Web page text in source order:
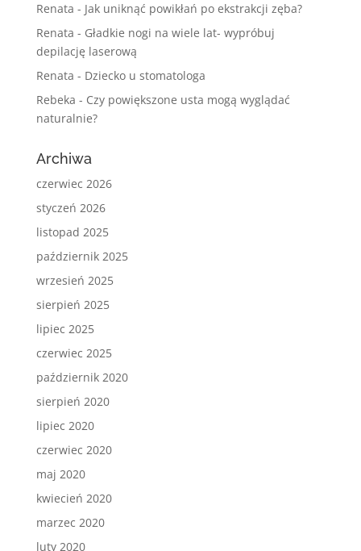
Renata - Jak uniknąć powikłań po ekstrakcji zęba?
Renata - Gładkie nogi na wiele lat- wypróbuj
depilację laserową
Renata - Dziecko u stomatologa
Rebeka - Czy powiększone usta mogą wyglądać
naturalnie?
Archiwa
czerwiec 2026
styczeń 2026
listopad 2025
październik 2025
wrzesień 2025
sierpień 2025
lipiec 2025
czerwiec 2025
październik 2020
sierpień 2020
lipiec 2020
czerwiec 2020
maj 2020
kwiecień 2020
marzec 2020
luty 2020